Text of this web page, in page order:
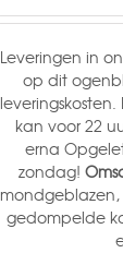
Leveringen in
op dit
kan voor 22
erna
zondag!
gedompelde